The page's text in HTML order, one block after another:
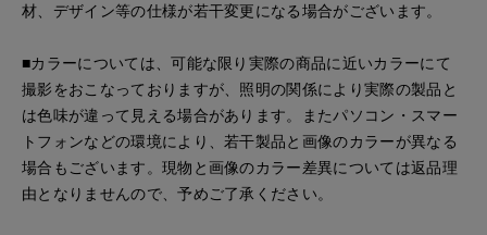
材、デザイン等の仕様が若干変更になる場合がございます。
■カラーについては、可能な限り実際の商品に近いカラーにて
撮影をおこなっておりますが、照明の関係により実際の製品と
は色味が違って見える場合があります。またパソコン・スマー
トフォンなどの環境により、若干製品と画像のカラーが異なる
場合もございます。現物と画像のカラー差異については返品理
由となりませんので、予めご了承ください。